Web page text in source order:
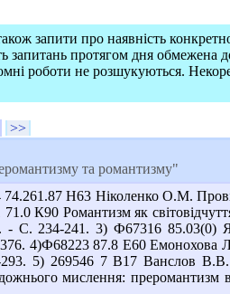
запити про наявність
запитань протягом дня обмежена
роботи не розшукуються.
>>
та романтизму"
Н63 Ніколенко О.М.
К90 Романтизм як
- С. 234-241. 3) Ф67316
4)Ф68223 87.8 Е60 Емонохова
5) 269546 7 В17 Ванслов
мислення: преромантизм в